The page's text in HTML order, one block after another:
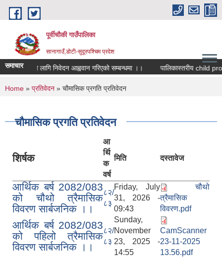
Skip to main content
पूर्वीचौकी गाउँपालिका
सानागाउँ,डोटी-सुदूरपश्चिम प्रदेश
समाचार
सहमतिको लागि निवेदन आह्ववान गरिएको सम्बन्धमा ।।
You are here
Home » प्रतिवेदन » चौमासिक प्रगति प्रतिवेदन
चौमासिक प्रगति प्रतिवेदन
शिर्षक
आ
र्थि
क
वर्ष
मिति दस्तावेज
आर्थिक बर्ष 2082/083
को चौथो त्रैमासिक
विवरण सार्बजनिक ।।
८२/
८३
Friday, July
31, 2026 -
09:43
चौथो
त्रैमासिक
विवरण.pdf
आर्थिक बर्ष 2082/083
को पहिलो त्रैमासिक
विवरण सार्बजनिक ।।
८२/
८३
Sunday,
November
23, 2025 -
14:55
CamScanner
23-11-2025
13.56.pdf